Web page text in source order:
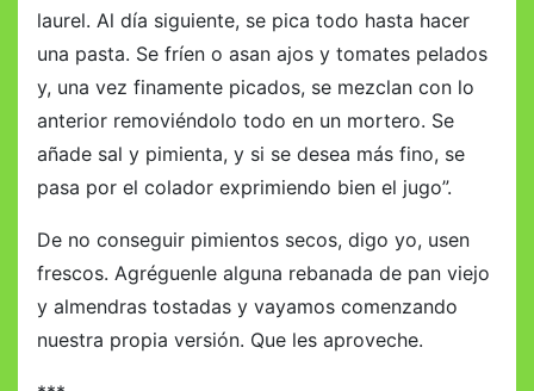
laurel. Al día siguiente, se pica todo hasta hacer
una pasta. Se fríen o asan ajos y tomates pelados
y, una vez finamente picados, se mezclan con lo
anterior removiéndolo todo en un mortero. Se
añade sal y pimienta, y si se desea más fino, se
pasa por el colador exprimiendo bien el jugo”.
De no conseguir pimientos secos, digo yo, usen
frescos. Agréguenle alguna rebanada de pan viejo
y almendras tostadas y vayamos comenzando
nuestra propia versión. Que les aproveche.